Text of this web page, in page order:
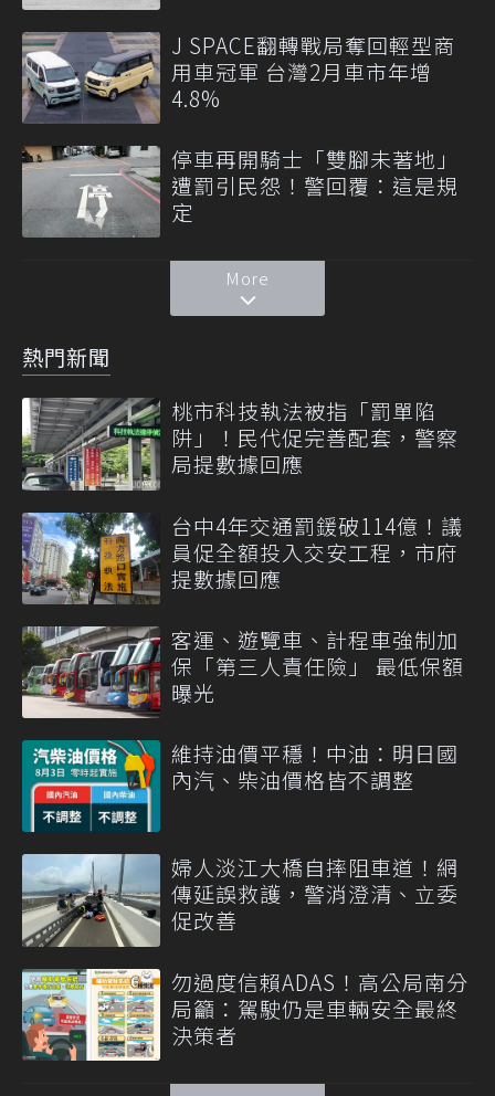
J SPACE翻轉戰局奪回輕型商
用車冠軍 台灣2月車市年增
4.8%
停車再開騎士「雙腳未著地」
遭罰引民怨！警回覆：這是規
定
More
熱門新聞
桃市科技執法被指「罰單陷
阱」！民代促完善配套，警察
局提數據回應
台中4年交通罰鍰破114億！議
員促全額投入交安工程，市府
提數據回應
客運、遊覽車、計程車強制加
保「第三人責任險」 最低保額
曝光
維持油價平穩！中油：明日國
內汽、柴油價格皆不調整
婦人淡江大橋自摔阻車道！網
傳延誤救護，警消澄清、立委
促改善
勿過度信賴ADAS！高公局南分
局籲：駕駛仍是車輛安全最終
決策者